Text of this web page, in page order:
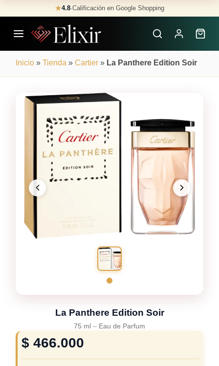
to
content
★4.8·Calificación en Google Shopping
Inicio » Tienda » Cartier » La Panthere Edition Soir
La Panthere Edition Soir
75 ml – Eau de Parfum
$ 466.000